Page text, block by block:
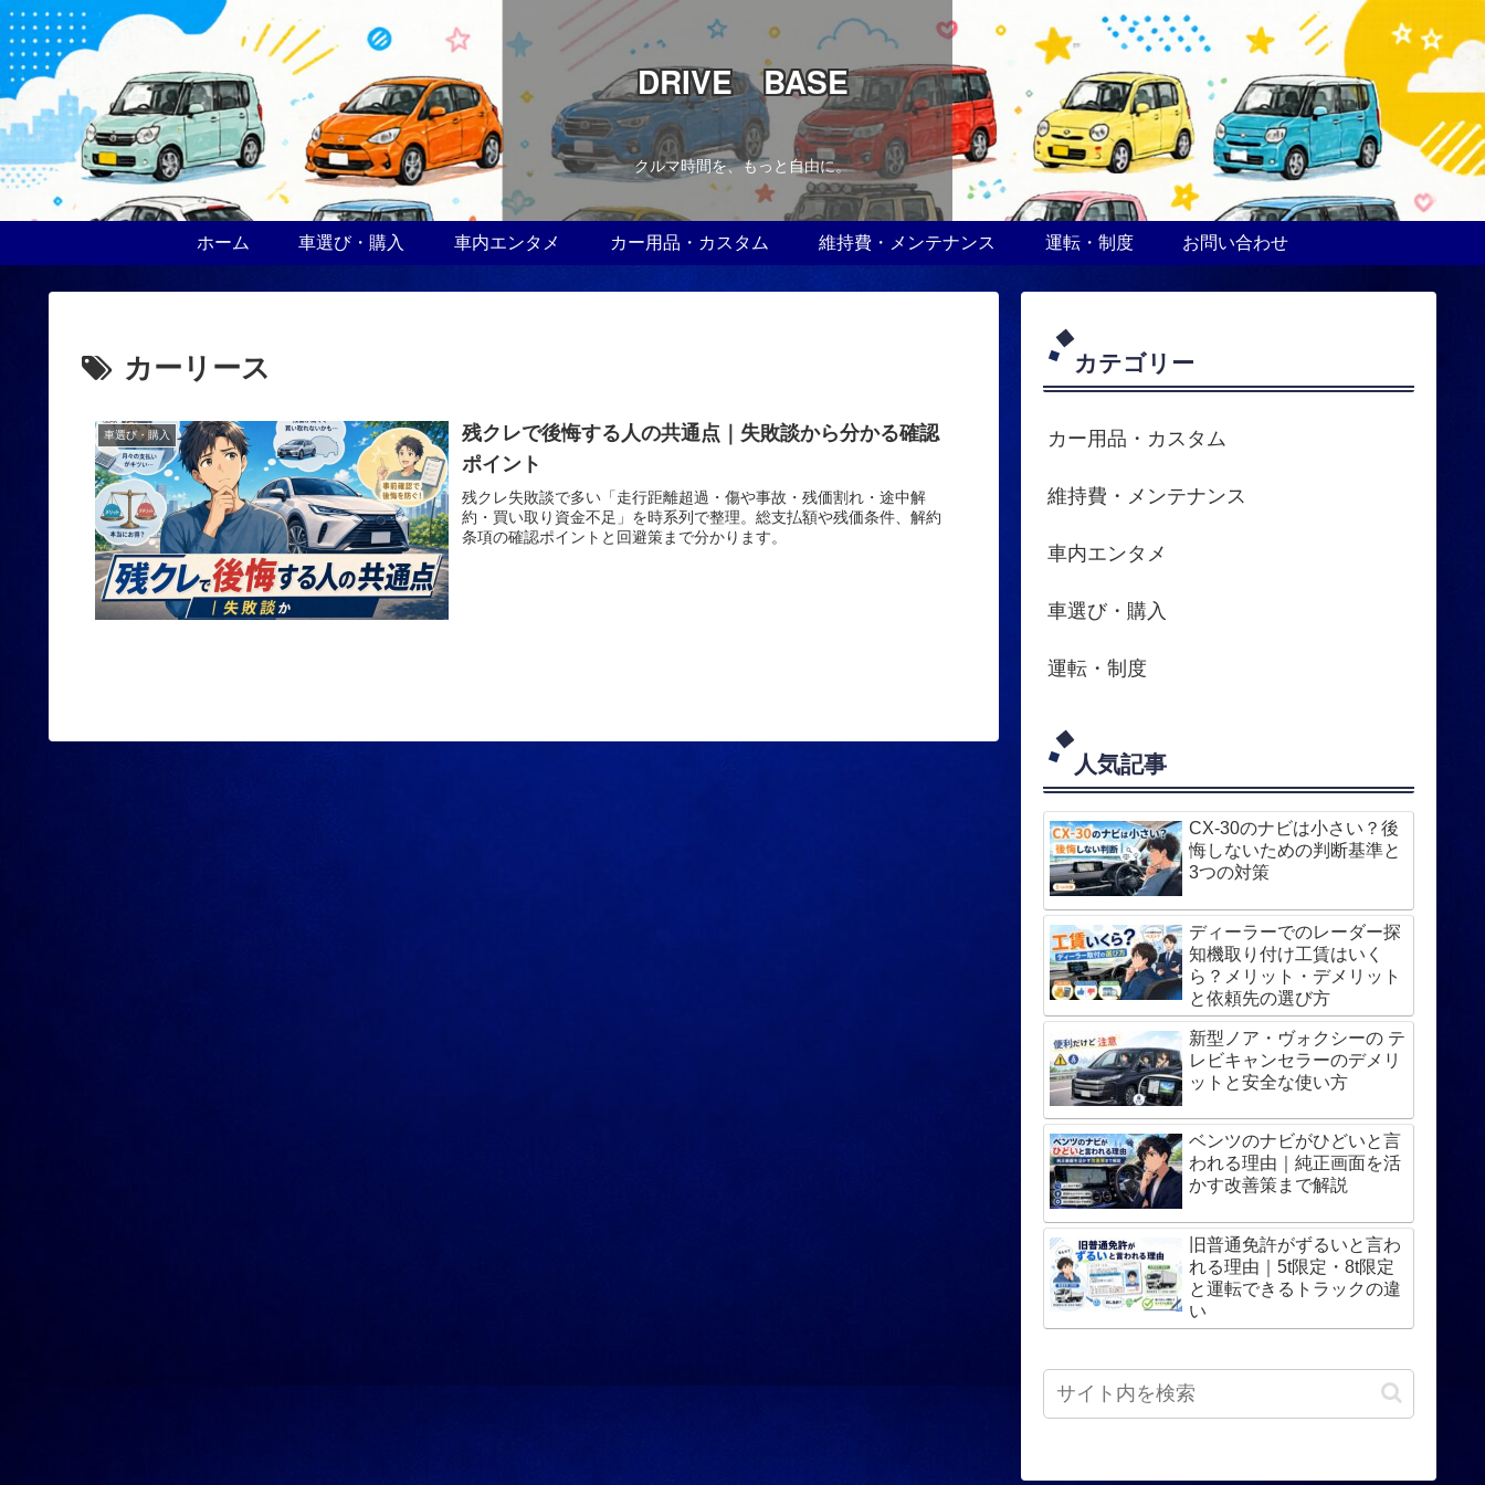
DRIVE BASE
クルマ時間を、もっと自由に。
ホーム 車選び・購入 車内エンタメ カー用品・カスタム 維持費・メンテナンス 運転・制度 お問い合わせ
カーリース
車選び・購入
残クレで後悔する人の共通点｜失敗談から分かる確認
ポイント
残クレ失敗談で多い「走行距離超過・傷や事故・残価割れ・途中解
約・買い取り資金不足」を時系列で整理。総支払額や残価条件、解約
条項の確認ポイントと回避策まで分かります。
カテゴリー
カー用品・カスタム
維持費・メンテナンス
車内エンタメ
車選び・購入
運転・制度
人気記事
CX-30のナビは小さい？後
悔しないための判断基準と
3つの対策
ディーラーでのレーダー探
知機取り付け工賃はいく
ら？メリット・デメリット
と依頼先の選び方
新型ノア・ヴォクシーの テ
レビキャンセラーのデメリ
ットと安全な使い方
ベンツのナビがひどいと言
われる理由｜純正画面を活
かす改善策まで解説
旧普通免許がずるいと言わ
れる理由｜5t限定・8t限定
と運転できるトラックの違
い